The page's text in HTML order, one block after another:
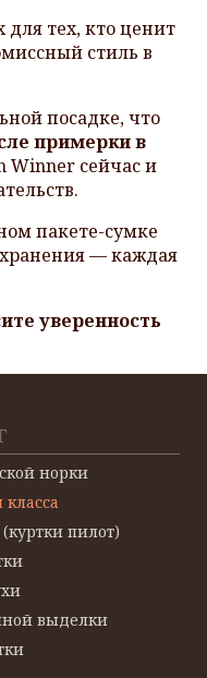
для тех, кто ценит
стиль в
посадке, что
примерки в
Winner сейчас и
пакете-сумке
— каждая
уверенность
норки
пилот)
выделки